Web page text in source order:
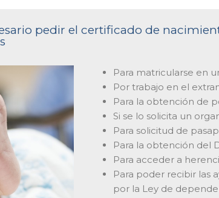
pedir el certificado de
Para matricularse en
Por trabajo en el
Para la obtención de
Si se lo solicita un
Para solicitud de
Para la obtención del
Para acceder a
Para poder recibir las
por la Ley de